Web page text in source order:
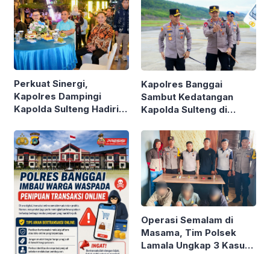
Perkuat Sinergi,
Kapolres Dampingi
Kapolda Sulteng Hadiri
Banggai ke-66
Kapolres Banggai
Sambut Kedatangan
Kapolda Sulteng di
Operasi Semalam di
Masama, Tim Polsek
Lamala Ungkap 3 Kasus